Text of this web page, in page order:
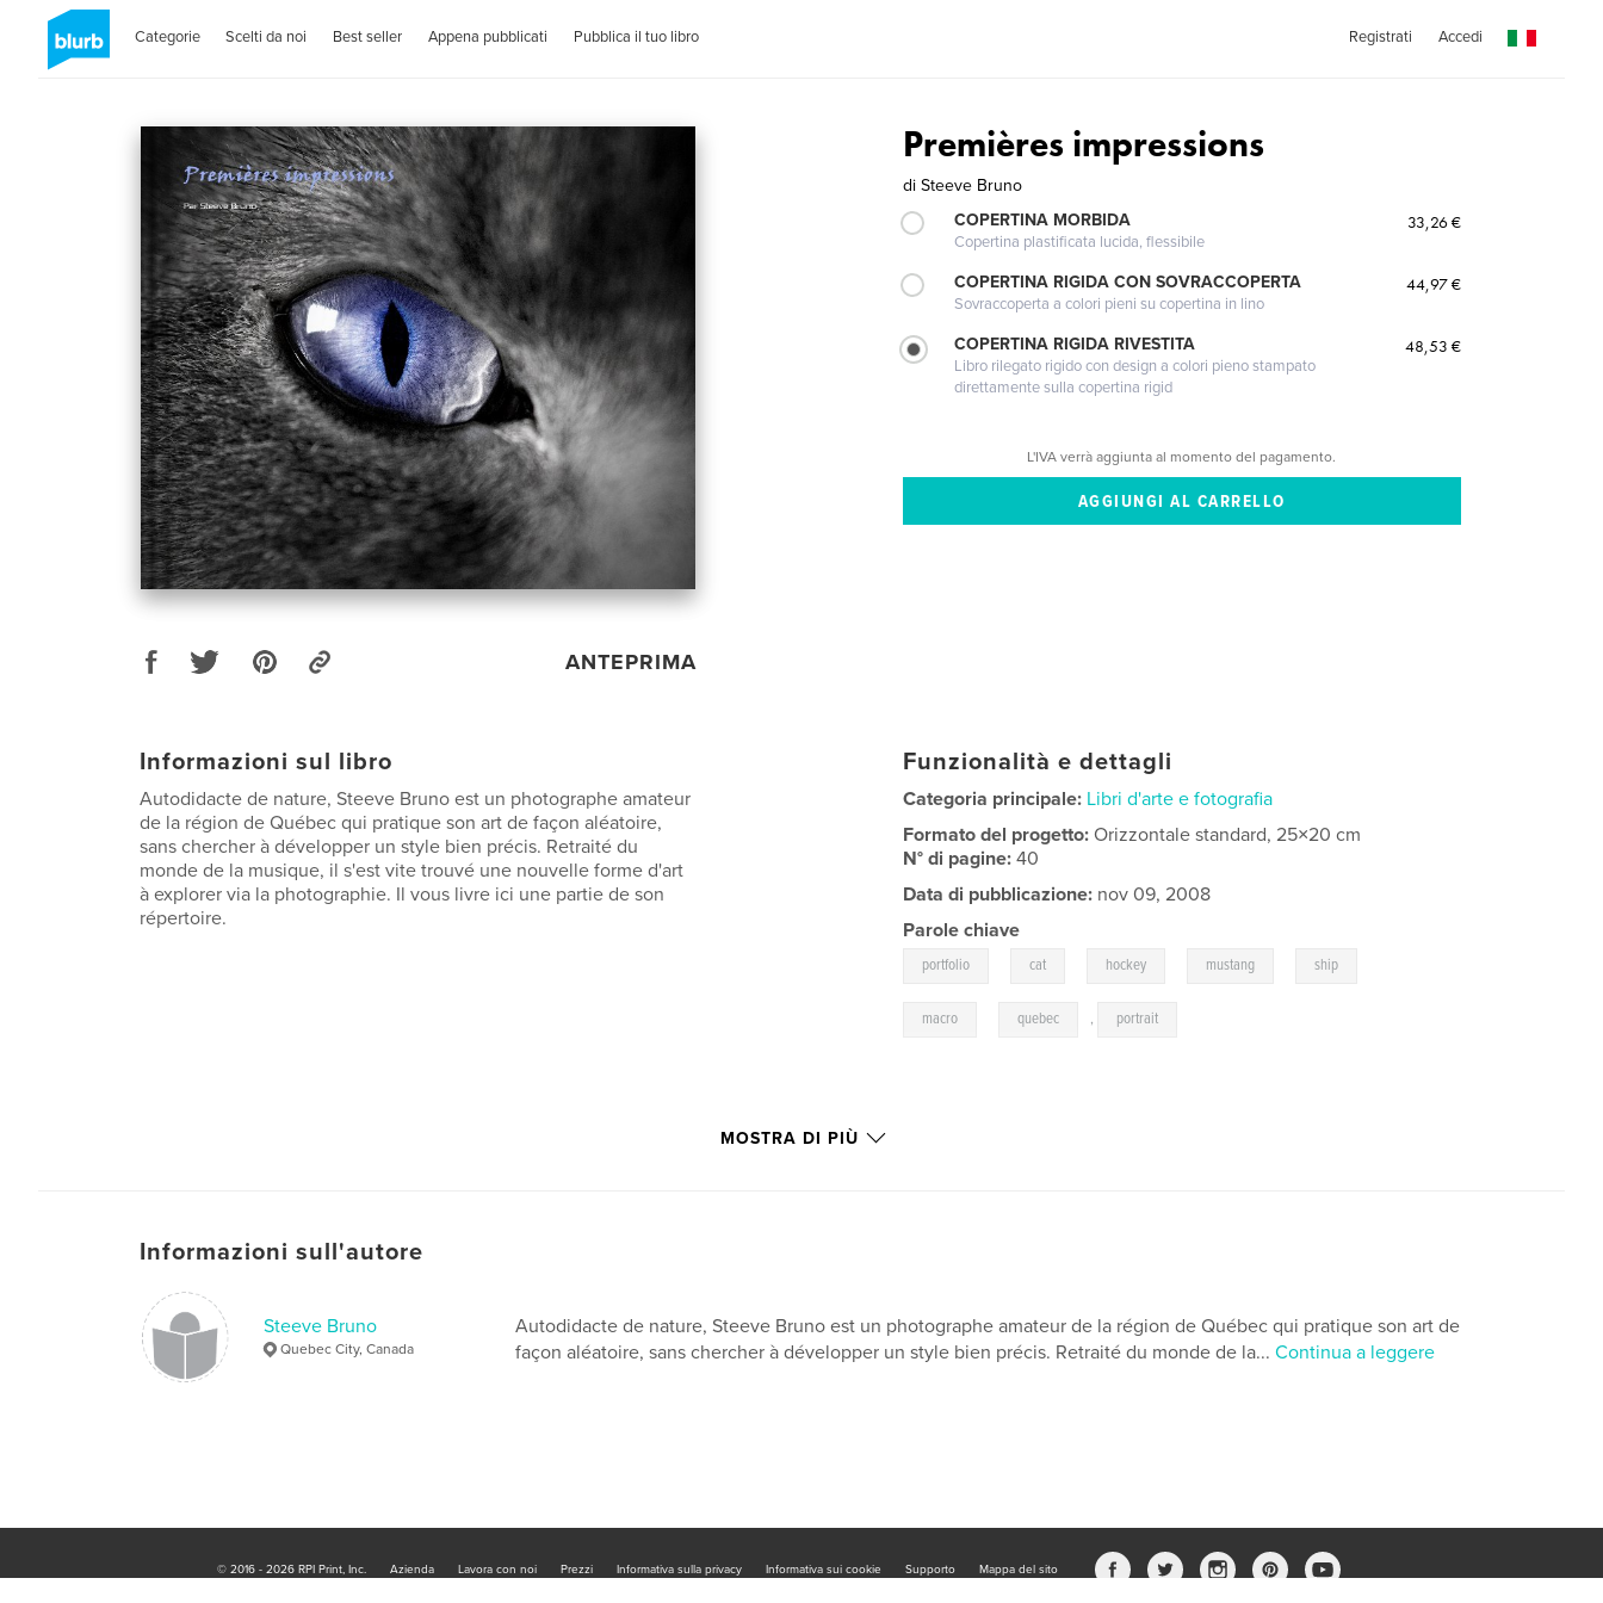
Categorie Scelti da noi Best seller Appena pubblicati Pubblica il tuo libro Registrati Accedi
ANTEPRIMA
Premières impressions
di Steeve Bruno
COPERTINA MORBIDA
Copertina plastificata lucida, flessibile
33,26 €
COPERTINA RIGIDA CON SOVRACCOPERTA
Sovraccoperta a colori pieni su copertina in lino
44,97 €
COPERTINA RIGIDA RIVESTITA
Libro rilegato rigido con design a colori pieno stampato
direttamente sulla copertina rigid
48,53 €
L'IVA verrà aggiunta al momento del pagamento.
Informazioni sul libro
Autodidacte de nature, Steeve Bruno est un photographe amateur
de la région de Québec qui pratique son art de façon aléatoire,
sans chercher à développer un style bien précis. Retraité du
monde de la musique, il s'est vite trouvé une nouvelle forme d'art
à explorer via la photographie. Il vous livre ici une partie de son
répertoire.
Funzionalità e dettagli
Categoria principale: Libri d'arte e fotografia
Formato del progetto:Orizzontale standard, 25×20 cm
N° di pagine:40
Data di pubblicazione: nov 09, 2008
Parole chiave
portfolio cat hockey mustang ship
macro quebec , portrait
MOSTRA DI PIÙ
Informazioni sull'autore
Steeve Bruno
Quebec City, Canada
Autodidacte de nature, Steeve Bruno est un photographe amateur de la région de Québec qui pratique son art de
façon aléatoire, sans chercher à développer un style bien précis. Retraité du monde de la... Continua a leggere
© 2016 - 2026 RPI Print, Inc. Azienda Lavora con noi Prezzi Informativa sulla privacy Informativa sui cookie Supporto Mappa del sito